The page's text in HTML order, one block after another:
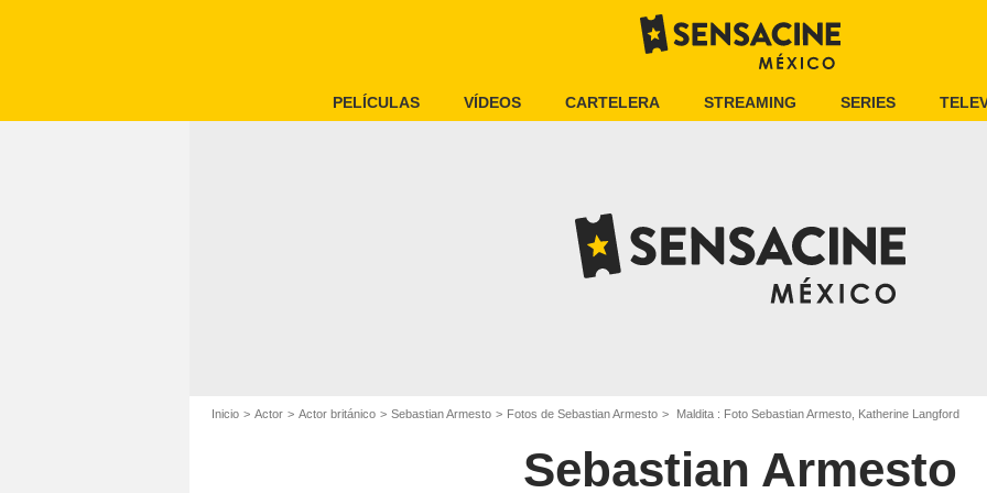
PELÍCULAS VÍDEOS CARTELERA STREAMING SERIES
Inicio Actor Actor británico Sebastian Armesto Fotos de Sebastian Armesto Maldita : Foto Sebastian Armesto, Katherine Langford
Sebastian Armesto